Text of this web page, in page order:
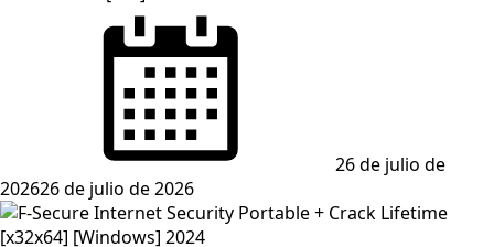
26 de julio de
202626 de julio de 2026